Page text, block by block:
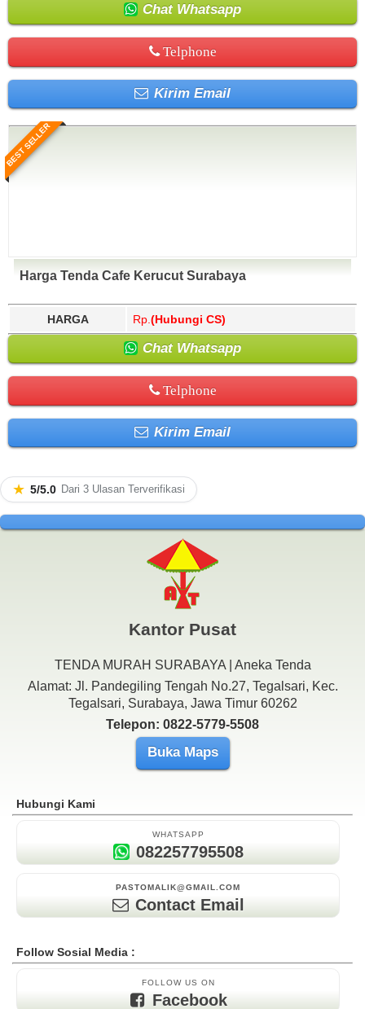
Chat Whatsapp
Telphone
Kirim Email
BEST SELLER
Harga Tenda Cafe Kerucut Surabaya
HARGA Rp. (Hubungi CS)
Chat Whatsapp
Telphone
Kirim Email
★ 5/5.0 Dari 3 Ulasan Terverifikasi
Kantor Pusat
TENDA MURAH SURABAYA | Aneka Tenda
Alamat: Jl. Pandegiling Tengah No.27, Tegalsari, Kec.
Tegalsari, Surabaya, Jawa Timur 60262
Telepon: 0822-5779-5508
Buka Maps
Hubungi Kami
WHATSAPP
082257795508
PASTOMALIK@GMAIL.COM
Contact Email
Follow Sosial Media :
FOLLOW US ON
Facebook